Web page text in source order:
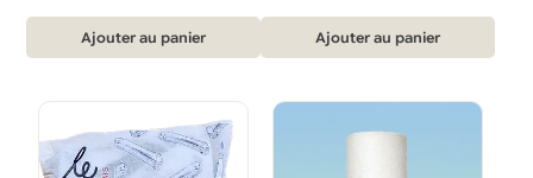
initial
était :
actuel
est :
Ajouter au panier
initial
était :
actuel
est :
Ajouter au panier